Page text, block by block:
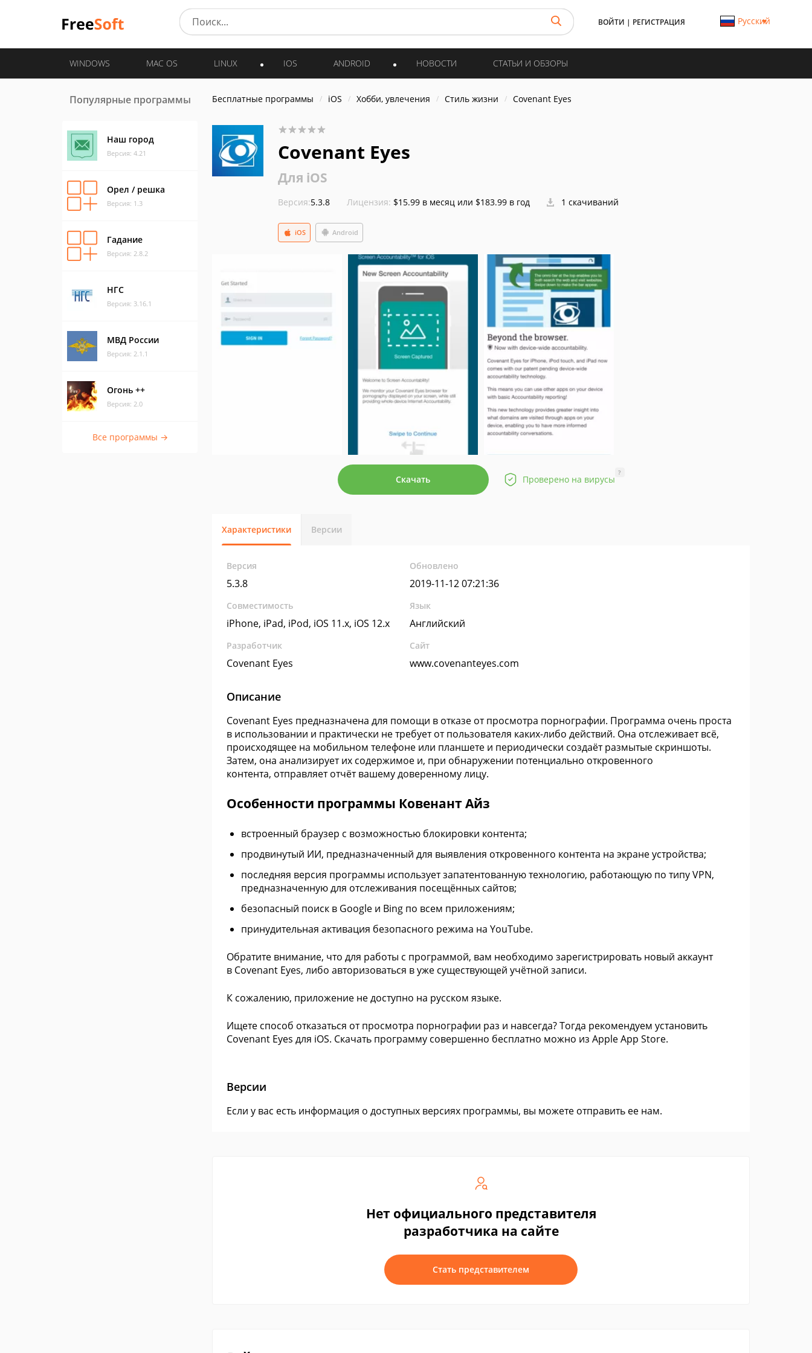
ВОЙТИ | РЕГИСТРАЦИЯ Русский
WINDOWS MAC OS LINUX IOS ANDROID НОВОСТИ СТАТЬИ И ОБЗОРЫ
Популярные программы
Наш город
Версия: 4.21
Орел / решка
Версия: 1.3
Гадание
Версия: 2.8.2
НГС
Версия: 3.16.1
МВД России
Версия: 2.1.1
Огонь ++
Версия: 2.0
Все программы →
Бесплатные программы iOS Хобби, увлечения Стиль жизни Covenant Eyes
Covenant Eyes
Для iOS
Версия:5.3.8 Лицензия: $15.99 в месяц или $183.99 в год 1 скачиваний
Android
iOS
Скачать Проверено на вирусы
?
Характеристики Версии
Версия
5.3.8
Обновлено
2019-11-12 07:21:36
Совместимость
iPhone, iPad, iPod, iOS 11.x, iOS 12.x
Язык
Английский
Разработчик
Covenant Eyes
Сайт
www.covenanteyes.com
Описание
Covenant Eyes предназначена для помощи в отказе от просмотра порнографии. Программа очень проста
в использовании и практически не требует от пользователя каких-либо действий. Она отслеживает всё,
происходящее на мобильном телефоне или планшете и периодически создаёт размытые скриншоты.
Затем, она анализирует их содержимое и, при обнаружении потенциально откровенного
контента, отправляет отчёт вашему доверенному лицу.
Особенности программы Ковенант Айз
встроенный браузер с возможностью блокировки контента;
продвинутый ИИ, предназначенный для выявления откровенного контента на экране устройства;
последняя версия программы использует запатентованную технологию, работающую по типу VPN,
предназначенную для отслеживания посещённых сайтов;
безопасный поиск в Google и Bing по всем приложениям;
принудительная активация безопасного режима на YouTube.
Обратите внимание, что для работы с программой, вам необходимо зарегистрировать новый аккаунт
в Covenant Eyes, либо авторизоваться в уже существующей учётной записи.
К сожалению, приложение не доступно на русском языке.
Ищете способ отказаться от просмотра порнографии раз и навсегда? Тогда рекомендуем установить
Covenant Eyes для iOS. Скачать программу совершенно бесплатно можно из Apple App Store.
Версии
Если у вас есть информация о доступных версиях программы, вы можете отправить ее нам.
Нет официального представителя
разработчика на сайте
Стать представителем